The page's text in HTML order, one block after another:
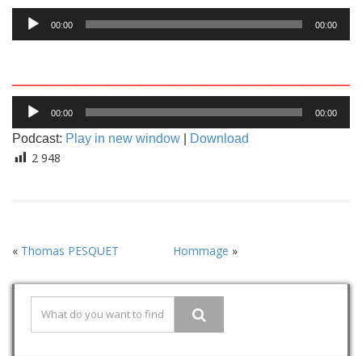
Lecteur
audio
00:00 00:00
Lecteur
audio
00:00 00:00
Podcast: Play in new window Download
2 948
« Thomas PESQUET Hommage »